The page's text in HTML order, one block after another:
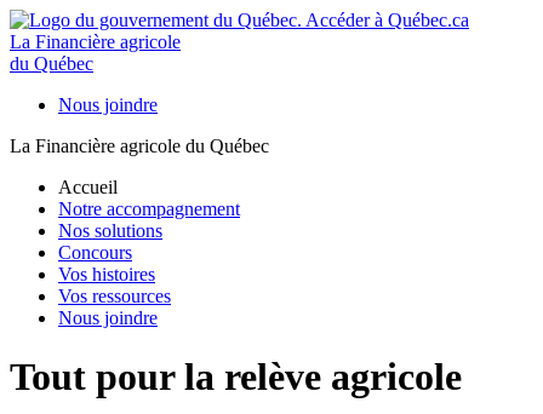
La Financière agricole
du Québec
Nous joindre
La Financière agricole du Québec
Accueil
Notre accompagnement
Nos solutions
Concours
Vos histoires
Vos ressources
Nous joindre
Tout pour la relève agricole